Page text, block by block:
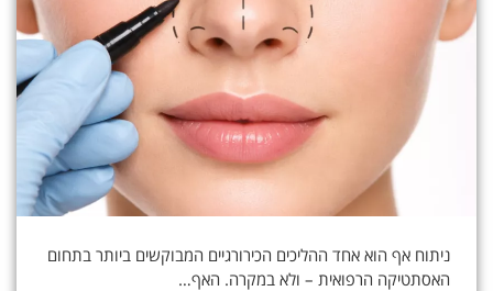
ניתוח אף הוא אחד ההליכים הכירורגיים המבוקשים ביותר בתחום
האסתטיקה הרפואית – ולא במקרה. האף…